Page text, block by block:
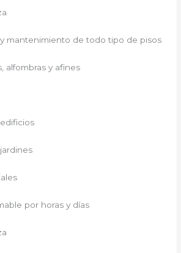
mantenimiento de todo tipo de pisos
alfombras y afines
por horas y días